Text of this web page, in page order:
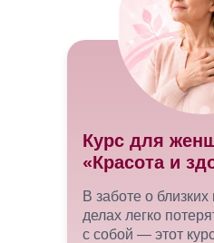
В заботе о
делах легко
с собой — этот
Курс для
«Красота и